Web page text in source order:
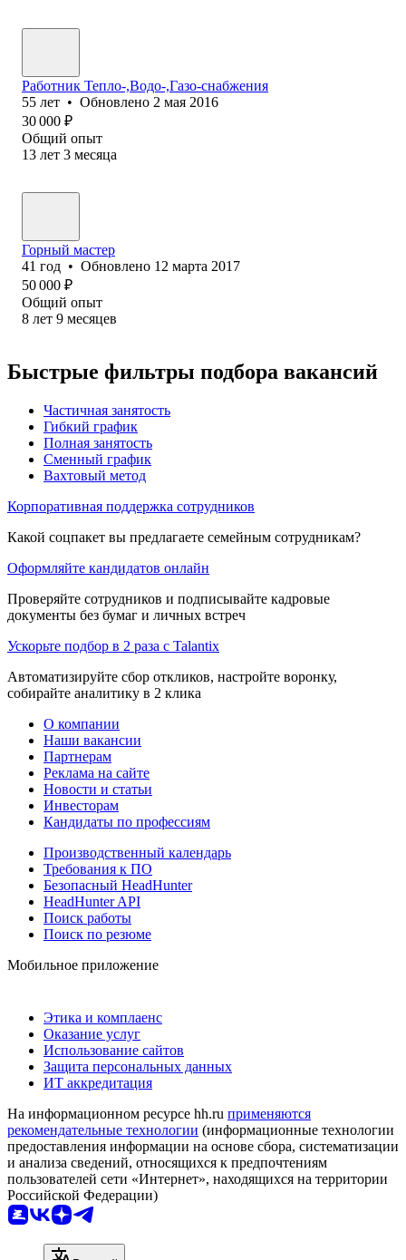
Работник Тепло-,Водо-,Газо-снабжения
55 лет • Обновлено 2 мая 2016
30 000 ₽
Общий опыт
13 лет 3 месяца
Горный мастер
41 год • Обновлено 12 марта 2017
50 000 ₽
Общий опыт
8 лет 9 месяцев
Быстрые фильтры подбора вакансий
Частичная занятость
Гибкий график
Полная занятость
Сменный график
Вахтовый метод
Корпоративная поддержка сотрудников
Какой соцпакет вы предлагаете семейным сотрудникам?
Оформляйте кандидатов онлайн
Проверяйте сотрудников и подписывайте кадровые
документы без бумаг и личных встреч
Ускорьте подбор в 2 раза с Talantix
Автоматизируйте сбор откликов, настройте воронку,
собирайте аналитику в 2 клика
О компании
Наши вакансии
Партнерам
Реклама на сайте
Новости и статьи
Инвесторам
Кандидаты по профессиям
Производственный календарь
Требования к ПО
Безопасный HeadHunter
HeadHunter API
Поиск работы
Поиск по резюме
Мобильное приложение
Этика и комплаенс
Оказание услуг
Использование сайтов
Защита персональных данных
ИТ аккредитация
На информационном ресурсе hh.ru применяются
рекомендательные технологии (информационные технологии
предоставления информации на основе сбора, систематизации
и анализа сведений, относящихся к предпочтениям
пользователей сети «Интернет», находящихся на территории
Российской Федерации)